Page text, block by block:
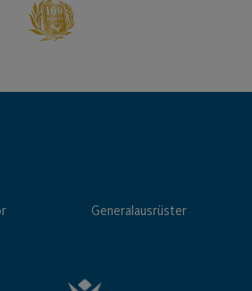
Generalausrüster